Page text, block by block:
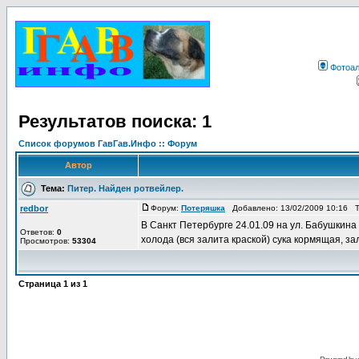
Результатов поиска: 1
Список форумов ГавГав.Инфо :: Форум
Автор
Тема: Питер. Найден ротвейлер.
redbor
Ответов: 0
Просмотров: 53304
Форум: Потеряшка Добавлено: 13/02/2009 10:16
В Санкт Петербурге 24.01.09 на ул.
холода (вся залита краской) сука кормящая,
Страница 1 из 1